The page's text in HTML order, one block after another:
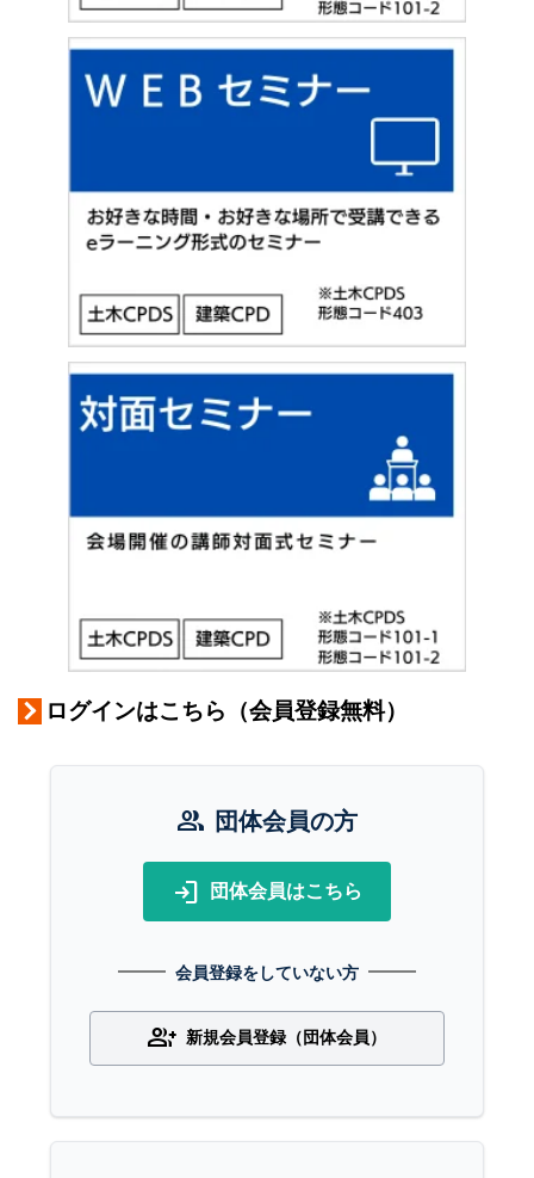
ログインはこちら（会員登録無料）
group 団体会員の方
login 団体会員はこちら
会員登録をしていない方
group_add 新規会員登録（団体会員）